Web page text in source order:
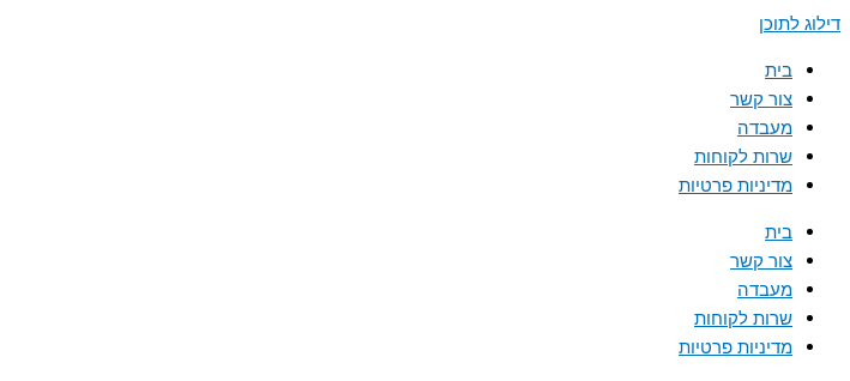
דילוג לתוכן
בית
צור קשר
מעבדה
שרות לקוחות
מדיניות פרטיות
בית
צור קשר
מעבדה
שרות לקוחות
מדיניות פרטיות